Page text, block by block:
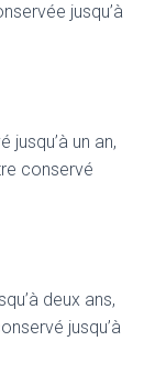
jusqu’à
un an,
conservé
deux ans,
jusqu’à